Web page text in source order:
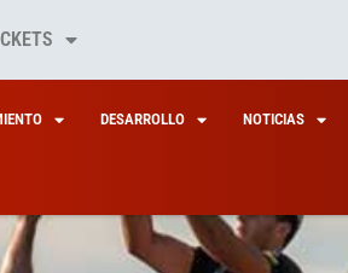
DESARROLLO NOTICIAS